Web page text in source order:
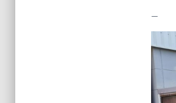
—